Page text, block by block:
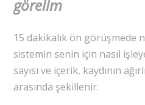
görelim
15 dakikalık ön görüşmede
sistemin senin için nasıl
sayısı ve içerik, kaydının
arasında şekillenir.